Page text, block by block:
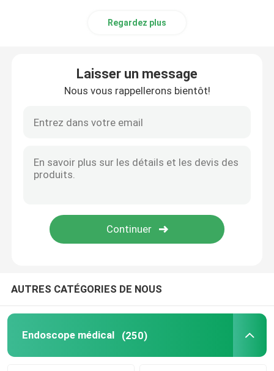
Regardez plus
Laisser un message
Nous vous rappellerons bientôt!
AUTRES CATÉGORIES DE NOUS
Endoscope médical (250)